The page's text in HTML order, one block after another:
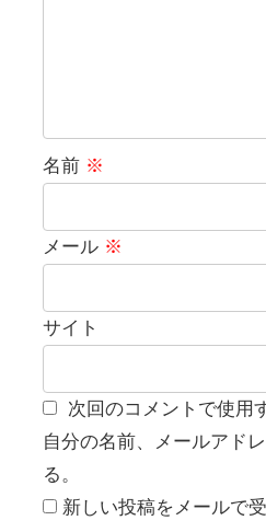
名前 ※
メール ※
サイト
次回のコメントで使用
自分の名前、メールアド
る。
新しい投稿をメールで